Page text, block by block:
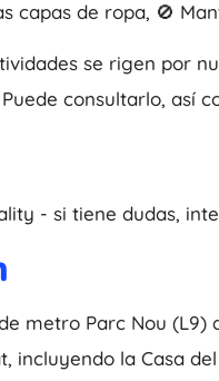
capas de ropa, 🚫
se rigen por
consultarlo, así
- si tiene dudas,
metro Parc Nou (L9)
incluyendo la Casa